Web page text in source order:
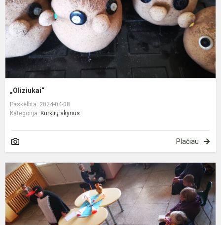
„Oliziukai“
Paskelbta: 2024-04-08
Kategorija: Kurklių skyrius
Plačiau